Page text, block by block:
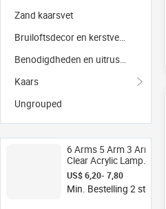
Zand kaarsvet
Kaars
Ungrouped
6 Arms 5 Arm 3 Arm
Clear Acrylic Lamp
Candle Holder
Centerpiece Candelabar
Candelabros De Mesa
US$ 6,20- 7,80
Min. Bestelling 2 stukken